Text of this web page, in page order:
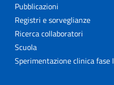
Pubblicazioni
Registri e sorveglianze
Ricerca collaboratori
Scuola
Sperimentazione clinica fase I